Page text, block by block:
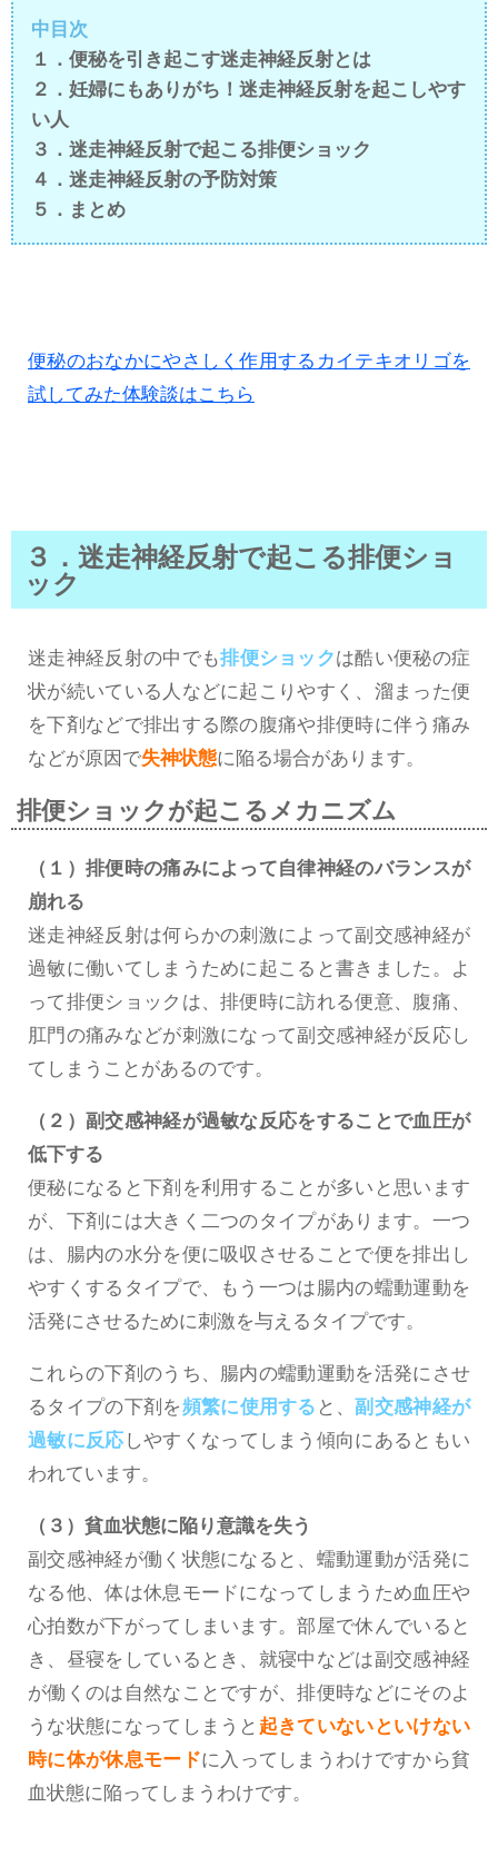
中目次
１．便秘を引き起こす迷走神経反射とは
２．妊婦にもありがち！迷走神経反射を起こしやす
い人
３．迷走神経反射で起こる排便ショック
４．迷走神経反射の予防対策
５．まとめ
便秘のおなかにやさしく作用するカイテキオリゴを
試してみた体験談はこちら
３．迷走神経反射で起こる排便ショ
ック
迷走神経反射の中でも排便ショックは酷い便秘の症
状が続いている人などに起こりやすく、溜まった便
を下剤などで排出する際の腹痛や排便時に伴う痛み
などが原因で失神状態に陥る場合があります。
排便ショックが起こるメカニズム
（１）排便時の痛みによって自律神経のバランスが
崩れる
迷走神経反射は何らかの刺激によって副交感神経が
過敏に働いてしまうために起こると書きました。よ
って排便ショックは、排便時に訪れる便意、腹痛、
肛門の痛みなどが刺激になって副交感神経が反応し
てしまうことがあるのです。
（２）副交感神経が過敏な反応をすることで血圧が
低下する
便秘になると下剤を利用することが多いと思います
が、下剤には大きく二つのタイプがあります。一つ
は、腸内の水分を便に吸収させることで便を排出し
やすくするタイプで、もう一つは腸内の蠕動運動を
活発にさせるために刺激を与えるタイプです。
これらの下剤のうち、腸内の蠕動運動を活発にさせ
るタイプの下剤を頻繁に使用する と、副交感神経が
過敏に反応 しやすくなってしまう傾向にあるともい
われています。
（３）貧血状態に陥り意識を失う
副交感神経が働く状態になると、蠕動運動が活発に
なる他、体は休息モードになってしまうため血圧や
心拍数が下がってしまいます。部屋で休んでいると
き、昼寝をしているとき、就寝中などは副交感神経
が働くのは自然なことですが、排便時などにそのよ
うな状態になってしまうと 起きていないといけない
時に体が休息モードに入ってしまうわけですから貧
血状態に陥ってしまうわけです。